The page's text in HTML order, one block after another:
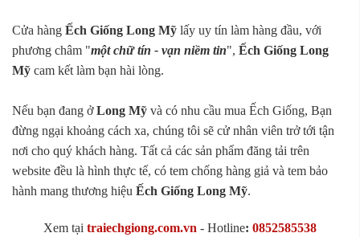
Cửa hàng Ếch Giống Long Mỹ lấy uy tín làm hàng đầu, với
phương châm "một chữ tín - vạn niềm tin", Ếch Giống Long
Mỹ cam kết làm bạn hài lòng.
Nếu bạn đang ởLong Mỹ và có nhu cầu mua Ếch Giống, Bạn
đừng ngại khoảng cách xa, chúng tôi sẽ cử nhân viên trở tới tận
nơi cho quý khách hàng. Tất cả các sản phẩm đăng tải trên
website đều là hình thực tế, có tem chống hàng giả và tem bảo
hành mang thương hiệu Ếch Giống Long Mỹ.
Xem tại traiechgiong.com.vn - Hotline: 0852585538